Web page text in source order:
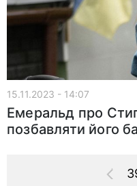
15.11.2023 - 14:07
Емеральд про
позбавляти його